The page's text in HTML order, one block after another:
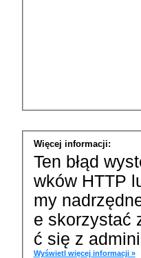
Więcej informacji:
Ten błąd
wków HTTP
my
e skorzystać
ć się z
Wyświetl więcej informacji »